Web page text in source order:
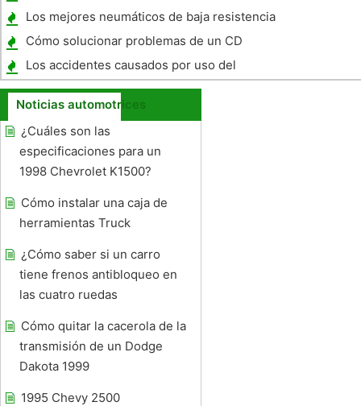
Los mejores neumáticos de baja resistencia
a la rodadura
Cómo solucionar problemas de un CD
Problema jugador Honda
Los accidentes causados ​​por uso del
teléfono celular
Noticias automotrices
¿Cuáles son las
especificaciones para un
1998 Chevrolet K1500?
Cómo instalar una caja de
herramientas Truck
¿Cómo saber si un carro
tiene frenos antibloqueo en
las cuatro ruedas
Cómo quitar la cacerola de la
transmisión de un Dodge
Dakota 1999
1995 Chevy 2500